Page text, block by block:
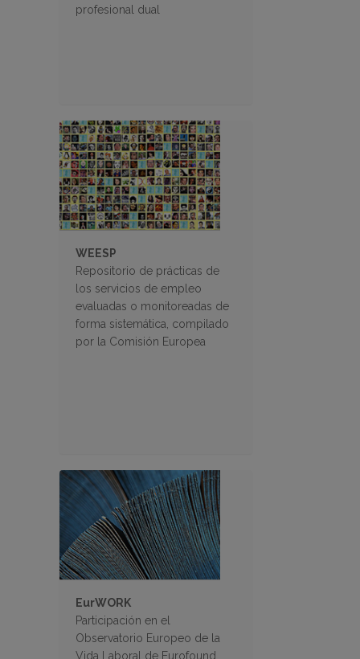
profesional dual
WEESP
Repositorio de prácticas de
los servicios de empleo
evaluadas o monitoreadas de
forma sistemática, compilado
por la Comisión Europea
EurWORK
Participación en el
Observatorio Europeo de la
Vida Laboral de Eurofound